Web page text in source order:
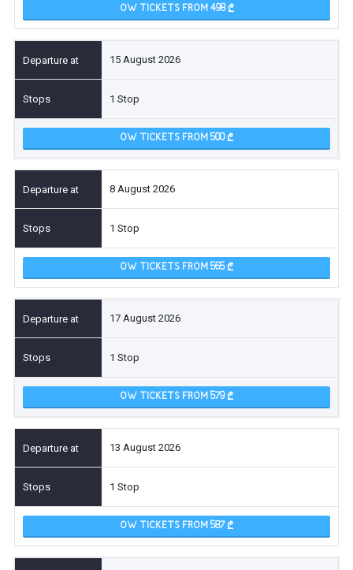
OW TICKETS FROM 498
15 August 2026
1 Stop
OW TICKETS FROM 500
8 August 2026
1 Stop
OW TICKETS FROM 565
17 August 2026
1 Stop
OW TICKETS FROM 579
13 August 2026
1 Stop
OW TICKETS FROM 587